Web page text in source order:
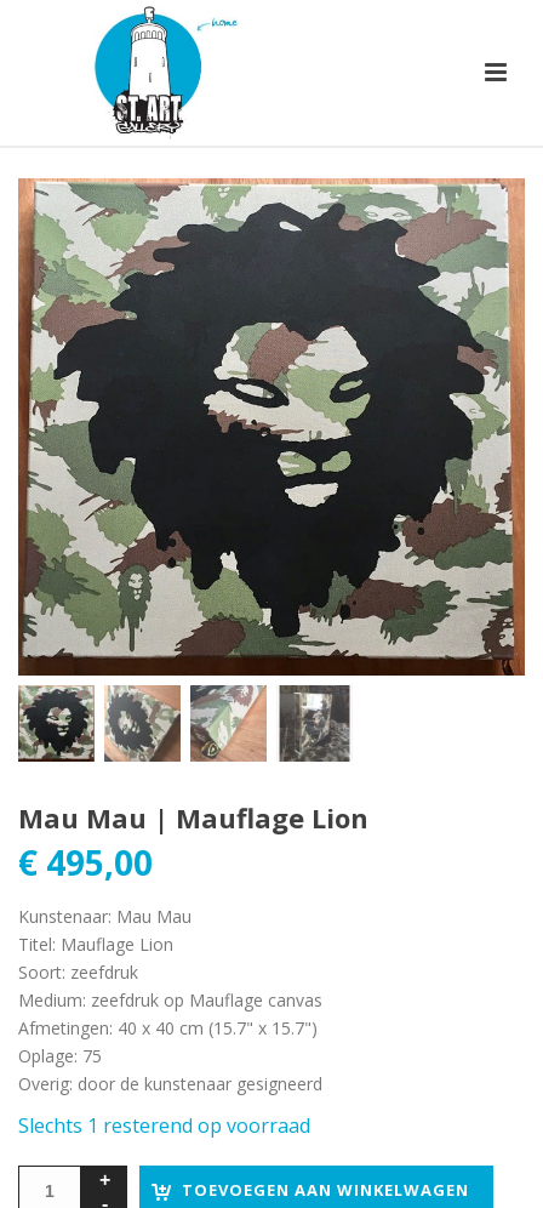
Mau Mau | Mauflage Lion
€ 495,00
Kunstenaar: Mau Mau
Titel: Mauflage Lion
Soort: zeefdruk
Medium: zeefdruk op Mauflage canvas
Afmetingen: 40 x 40 cm (15.7" x 15.7")
Oplage: 75
Overig: door de kunstenaar gesigneerd
Slechts 1 resterend op voorraad
TOEVOEGEN AAN WINKELWAGEN